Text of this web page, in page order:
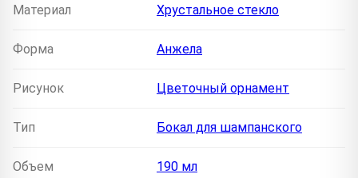
Материал Хрустальное стекло
Форма Анжела
Рисунок Цветочный орнамент
Тип Бокал для шампанского
Объем 190 мл